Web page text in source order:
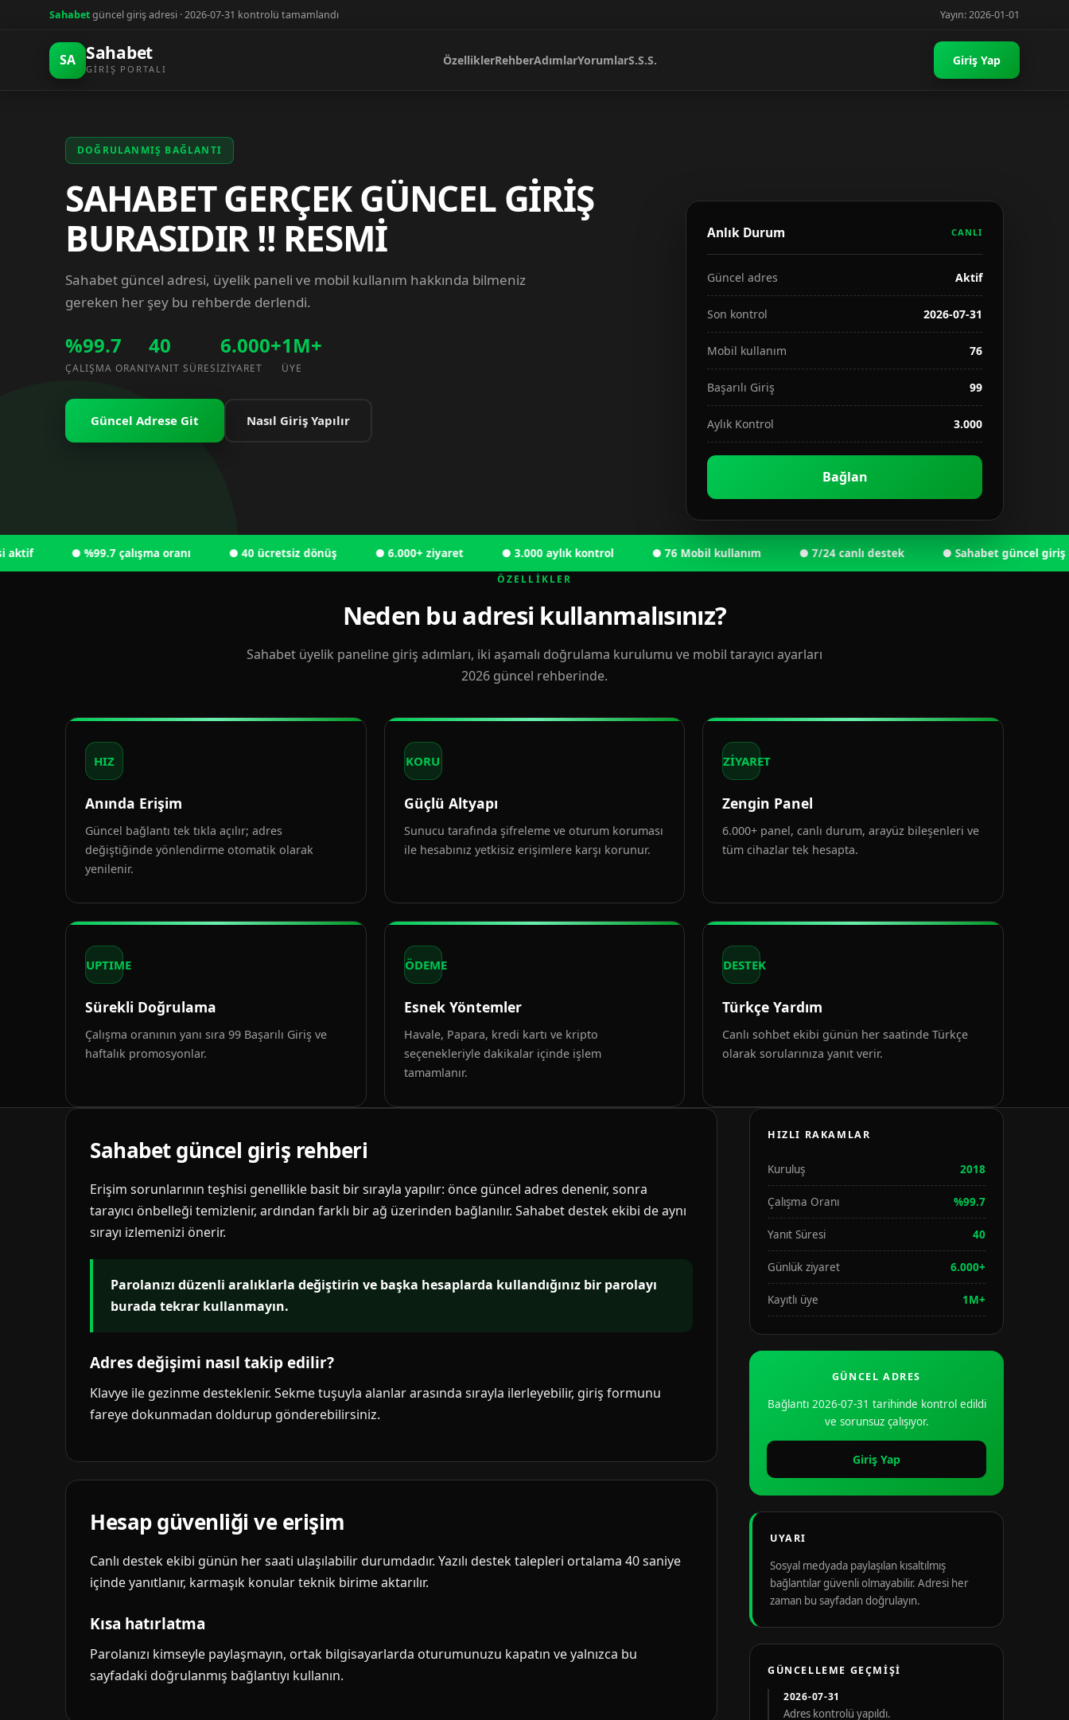
Sahabetgüncel giriş adresi · 2026-07-31 kontrolü tamamlandı Yayın: 2026-01-01
SA Sahabet
GIRIŞ PORTALI
ÖzelliklerRehberAdımlarYorumlarS.S.S. Giriş Yap
DOĞRULANMIŞ BAĞLANTI
SAHABET GERÇEK GÜNCEL GİRİŞ
BURASIDIR !! RESMİ
Sahabet güncel adresi, üyelik paneli ve mobil kullanım hakkında bilmeniz
gereken her şey bu rehberde derlendi.
%99.7
ÇALIŞMA ORANI
40
YANIT SÜRESI
6.000+
ZIYARET
1M+
ÜYE
Güncel Adrese Git Nasıl Giriş Yapılır
Anlık Durum CANLI
Güncel adres Aktif
Son kontrol 2026-07-31
Mobil kullanım 76
Başarılı Giriş 99
Aylık Kontrol 3.000
Bağlan
● %99.7 çalışma oranı ● 40 ücretsiz dönüş ● 6.000+ ziyaret ● 3.000 aylık kontrol ● 76 Mobil kullanım ● 7/24 canlı destek ● Sahabet güncel giriş
ÖZELLIKLER
Neden bu adresi kullanmalısınız?
Sahabet üyelik paneline giriş adımları, iki aşamalı doğrulama kurulumu ve mobil tarayıcı ayarları
2026 güncel rehberinde.
HIZ
Anında Erişim
Güncel bağlantı tek tıkla açılır; adres
değiştiğinde yönlendirme otomatik olarak
yenilenir.
KORU
Güçlü Altyapı
Sunucu tarafında şifreleme ve oturum koruması
ile hesabınız yetkisiz erişimlere karşı korunur.
ZİYARET
Zengin Panel
6.000+ panel, canlı durum, arayüz bileşenleri ve
tüm cihazlar tek hesapta.
UPTIME
Sürekli Doğrulama
Çalışma oranının yanı sıra 99 Başarılı Giriş ve
haftalık promosyonlar.
ÖDEME
Esnek Yöntemler
Havale, Papara, kredi kartı ve kripto
seçenekleriyle dakikalar içinde işlem
tamamlanır.
DESTEK
Türkçe Yardım
Canlı sohbet ekibi günün her saatinde Türkçe
olarak sorularınıza yanıt verir.
Sahabet güncel giriş rehberi
Erişim sorunlarının teşhisi genellikle basit bir sırayla yapılır: önce güncel adres denenir, sonra
tarayıcı önbelleği temizlenir, ardından farklı bir ağ üzerinden bağlanılır. Sahabet destek ekibi de aynı
sırayı izlemenizi önerir.
Parolanızı düzenli aralıklarla değiştirin ve başka hesaplarda kullandığınız bir parolayı
burada tekrar kullanmayın.
Adres değişimi nasıl takip edilir?
Klavye ile gezinme desteklenir. Sekme tuşuyla alanlar arasında sırayla ilerleyebilir, giriş formunu
fareye dokunmadan doldurup gönderebilirsiniz.
Hesap güvenliği ve erişim
Canlı destek ekibi günün her saati ulaşılabilir durumdadır. Yazılı destek talepleri ortalama 40 saniye
içinde yanıtlanır, karmaşık konular teknik birime aktarılır.
Kısa hatırlatma
Parolanızı kimseyle paylaşmayın, ortak bilgisayarlarda oturumunuzu kapatın ve yalnızca bu
sayfadaki doğrulanmış bağlantıyı kullanın.
HIZLI RAKAMLAR
Kuruluş 2018
Çalışma Oranı %99.7
Yanıt Süresi 40
Günlük ziyaret 6.000+
Kayıtlı üye 1M+
GÜNCEL ADRES
Bağlantı 2026-07-31 tarihinde kontrol edildi
ve sorunsuz çalışıyor.
Giriş Yap
UYARI
Sosyal medyada paylaşılan kısaltılmış
bağlantılar güvenli olmayabilir. Adresi her
zaman bu sayfadan doğrulayın.
GÜNCELLEME GEÇMIŞI
2026-07-31
Adres kontrolü yapıldı.